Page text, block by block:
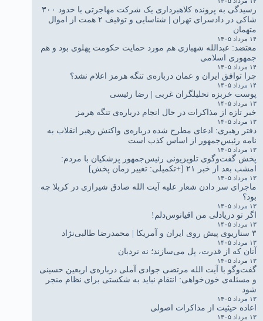
رسیدگی به پرونده کلاهبرداری یک شرکت مهاجرتی با حدود ۳۰۰
شاکی در دادسرای تهران | شناسایی و توقیف ۲ همت از اموال
متهمان
۱۴ مرداد ۱۴۰۵
معتضد: عبدالله شهبازی هم مورد حمایت حکومت پهلوی بود و هم
جمهوری اسلامی
۱۴ مرداد ۱۴۰۵
چرا توافق ایران و عمان درباره‌ی تنگه هرمز اعلام نشد؟
۱۴ مرداد ۱۴۰۵
پوست خربزه تحلیلگران غربی | رضا رئیسی
۱۳ مرداد ۱۴۰۵
خبر تازه از مذاکرات در حال انجام درباره‌ی تنگه هرمز
۱۳ مرداد ۱۴۰۵
دفتر رهبری: ادعای مطرح شده درباره‌ی واکنش رهبر انقلاب به
نامه رئیس‌جمهور از اساس کذب است
۱۳ مرداد ۱۴۰۵
پخش گفت‌وگوی تلویزیونی رئیس‌جمهور پزشکیان با مردم:
امشب بعد از خبر ۲۱ [+تکمیلی: تغییر زمان پخش]
۱۳ مرداد ۱۴۰۵
ماجرای سر دادن شعار علیه آیت الله صادق شیرازی در کربلا چه
بود؟
۱۳ مرداد ۱۴۰۵
اگر تو دریادلی من اقیانوس‌دلم!
۱۳ مرداد ۱۴۰۵
۳ سناریوی پیش روی ایران و آمریکا | محمدرضا طالبی‌نژاد
۱۳ مرداد ۱۴۰۵
آنان که از قدرت، پل می‌سازند؛ نه نردبان
۱۳ مرداد ۱۴۰۵
گفت‌وگو با آیت الله مرتضی جوادی آملی درباره‌ی اربعین حسینی
و مسئله‌ی خون‌خواهی: انتقام نباید به شکستی برای نظام منجر
شود
۱۳ مرداد ۱۴۰۵
اعاده حیثیت از مذاکرات اصولی
۱۳ مرداد ۱۴۰۵